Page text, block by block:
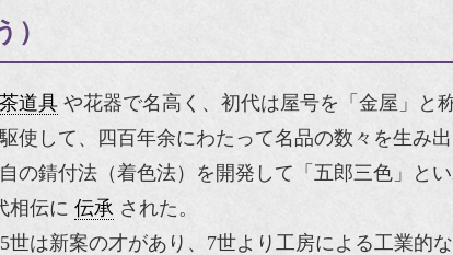
茶道具 や花器で名高く、初代は屋号を「金屋」と称
使して、四百年余にわたって名品の数々を生み出
の錆付法（着色法）を開発して「五郎三色」と
相伝に 伝承 された。
世は新案の才があり、7世より工房による工業的